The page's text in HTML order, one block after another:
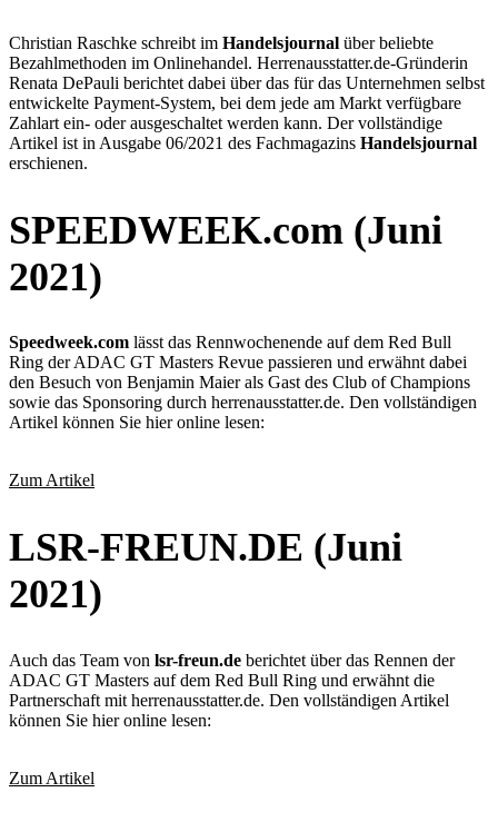
Christian Raschke schreibt im Handelsjournal über beliebte
Bezahlmethoden im Onlinehandel. Herrenausstatter.de-Gründerin
Renata DePauli berichtet dabei über das für das Unternehmen selbst
entwickelte Payment-System, bei dem jede am Markt verfügbare
Zahlart ein- oder ausgeschaltet werden kann. Der vollständige
Artikel ist in Ausgabe 06/2021 des Fachmagazins Handelsjournal
erschienen.
SPEEDWEEK.com (Juni
2021)
Speedweek.com lässt das Rennwochenende auf dem Red Bull
Ring der ADAC GT Masters Revue passieren und erwähnt dabei
den Besuch von Benjamin Maier als Gast des Club of Champions
sowie das Sponsoring durch herrenausstatter.de. Den vollständigen
Artikel können Sie hier online lesen:
Zum Artikel
LSR-FREUN.DE (Juni
2021)
Auch das Team von lsr-freun.de berichtet über das Rennen der
ADAC GT Masters auf dem Red Bull Ring und erwähnt die
Partnerschaft mit herrenausstatter.de. Den vollständigen Artikel
können Sie hier online lesen:
Zum Artikel